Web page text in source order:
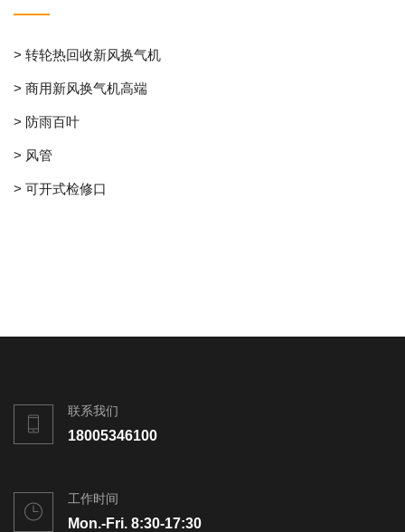
> 转轮热回收新风换气机
> 商用新风换气机高端
> 防雨百叶
> 风管
> 可开式检修口
联系我们
18005346100
工作时间
Mon.-Fri. 8:30-17:30